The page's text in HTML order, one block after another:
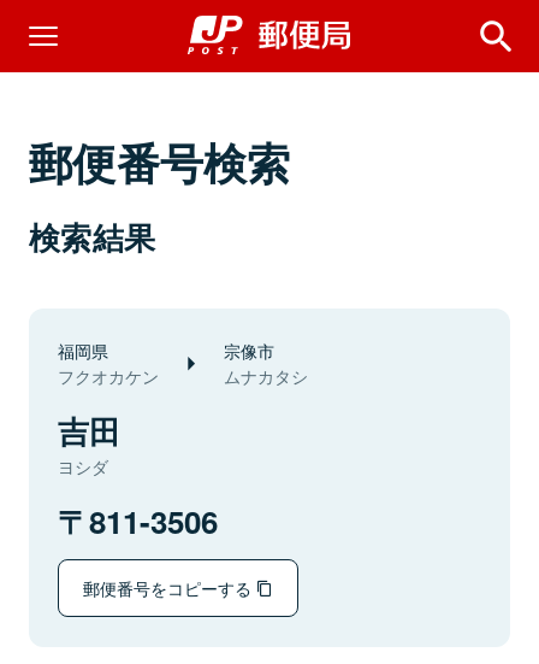
郵便番号検索
検索結果
福岡県
フクオカケン
宗像市
ムナカタシ
吉田
ヨシダ
811-3506
郵便番号をコピーする